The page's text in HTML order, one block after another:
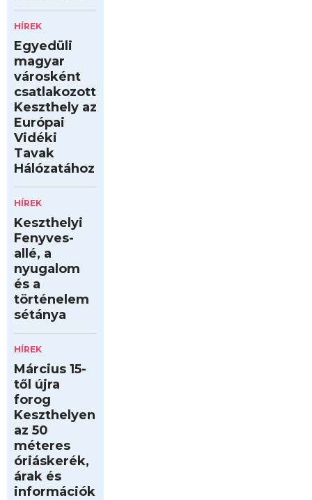
HÍREK
Egyedüli
magyar
városként
csatlakozott
Keszthely az
Európai
Vidéki
Tavak
Hálózatához
HÍREK
Keszthelyi
Fenyves-
allé, a
nyugalom
és a
történelem
sétánya
HÍREK
Március 15-
től újra
forog
Keszthelyen
az 50
méteres
óriáskerék,
árak és
információk